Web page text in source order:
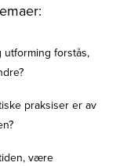
forstås,
praksiser er av
være